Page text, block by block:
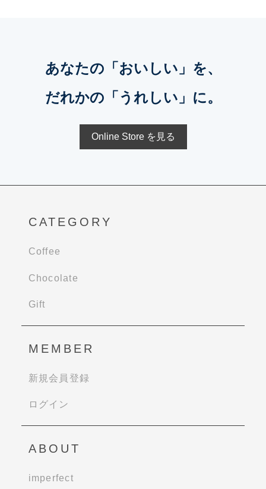
あなたの「おいしい」を、
だれかの「うれしい」に。
Online Store を見る
CATEGORY
Coffee
Chocolate
Gift
MEMBER
新規会員登録
ログイン
ABOUT
imperfect